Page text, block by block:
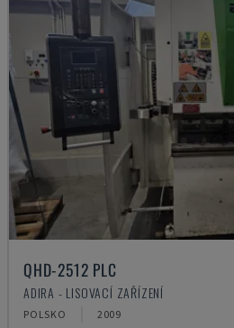
QHD-2512 PLC
ADIRA - LISOVACÍ ZAŘÍZENÍ
POLSKO 2009